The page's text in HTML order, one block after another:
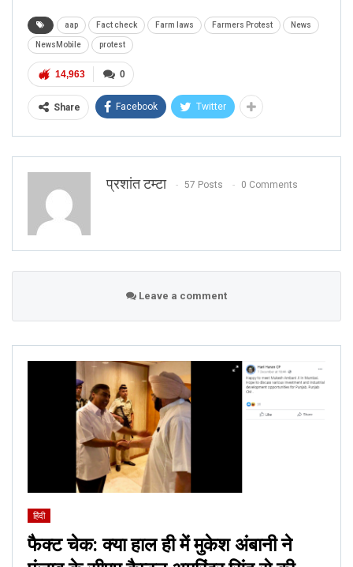
aap Fact check Farm laws Farmers Protest News
NewsMobile protest
0
14,963
Share Facebook Twitter
प्रशांत टम्टा 57 Posts 0 Comments
Leave a comment
हिंदी
फैक्ट चेक: क्या हाल ही में मुकेश अंबानी ने